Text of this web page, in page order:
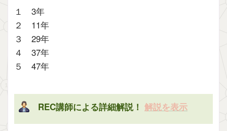
１ 3年
２ 11年
３ 29年
４ 37年
５ 47年
REC講師による詳細解説！ 解説を表示